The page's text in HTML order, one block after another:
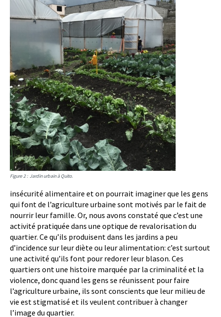
Figure 2 : Jardin urbain à Quito.
insécurité alimentaire et on pourrait imaginer que les gens
qui font de l’agriculture urbaine sont motivés par le fait de
nourrir leur famille. Or, nous avons constaté que c’est une
activité pratiquée dans une optique de revalorisation du
quartier. Ce qu’ils produisent dans les jardins a peu
d’incidence sur leur diète ou leur alimentation: c’est surtout
une activité qu’ils font pour redorer leur blason. Ces
quartiers ont une histoire marquée par la criminalité et la
violence, donc quand les gens se réunissent pour faire
l’agriculture urbaine, ils sont conscients que leur milieu de
vie est stigmatisé et ils veulent contribuer à changer
l’image du quartier.